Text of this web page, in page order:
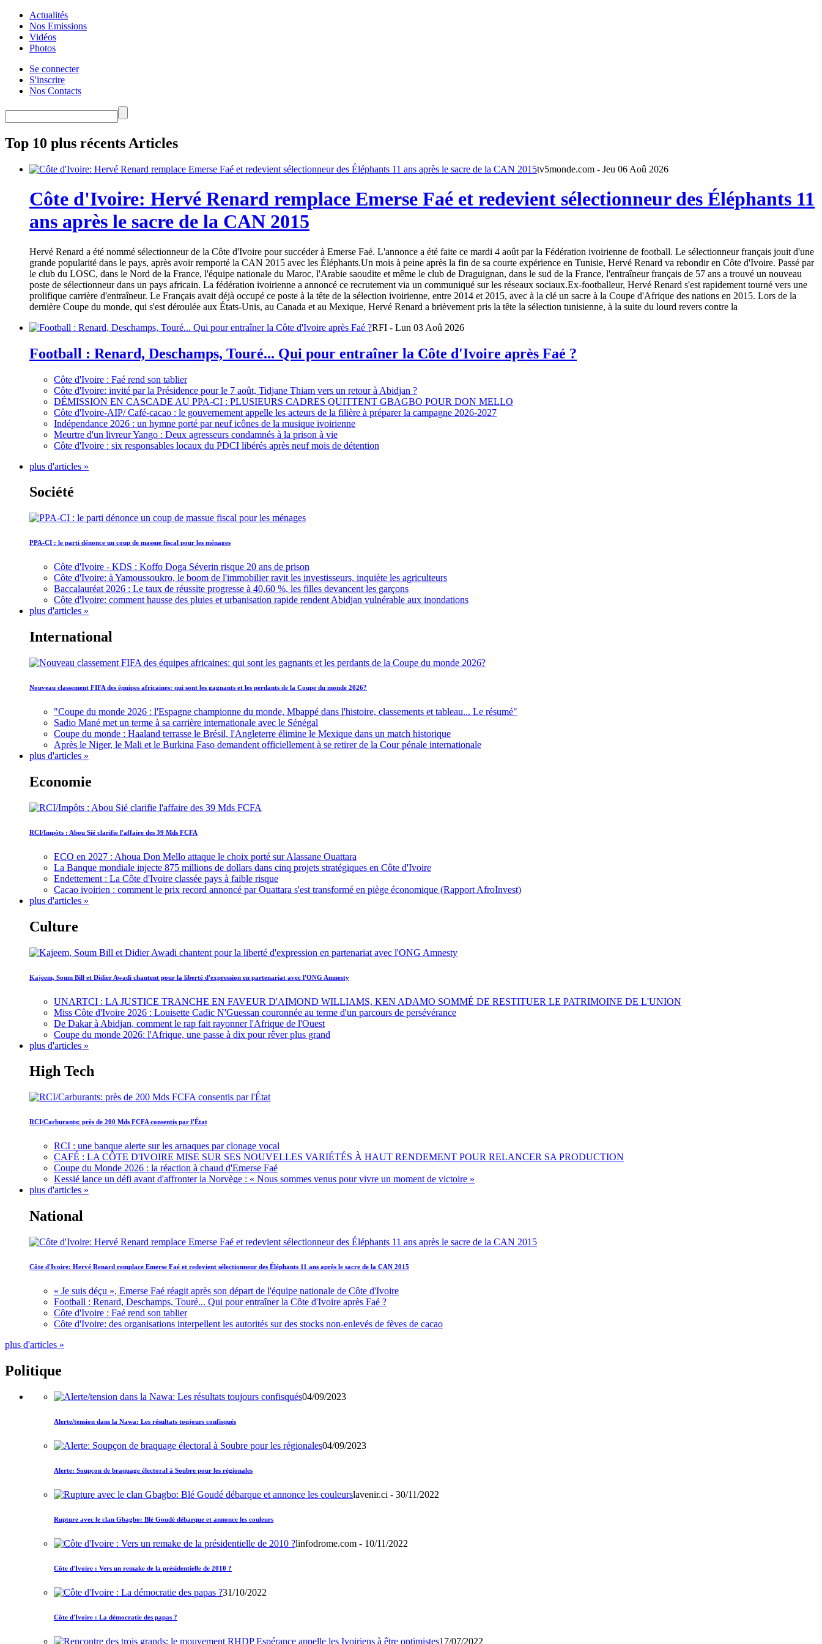
Actualités
Nos Emissions
Vidéos
Photos
Se connecter
S'inscrire
Nos Contacts
Top 10 plus récents Articles
tv5monde.com - Jeu 06 Aoû 2026
Côte d'Ivoire: Hervé Renard remplace Emerse Faé et redevient sélectionneur des Éléphants 11
ans après le sacre de la CAN 2015
Hervé Renard a été nommé sélectionneur de la Côte d'Ivoire pour succéder à Emerse Faé. L'annonce a été faite ce mardi 4 août par la Fédération ivoirienne de football. Le sélectionneur français jouit d'une
grande popularité dans le pays, après avoir remporté la CAN 2015 avec les Éléphants.Un mois à peine après la fin de sa courte expérience en Tunisie, Hervé Renard va rebondir en Côte d'Ivoire. Passé par
le club du LOSC, dans le Nord de la France, l'équipe nationale du Maroc, l'Arabie saoudite et même le club de Draguignan, dans le sud de la France, l'entraîneur français de 57 ans a trouvé un nouveau
poste de sélectionneur dans un pays africain. La fédération ivoirienne a annoncé ce recrutement via un communiqué sur les réseaux sociaux.Ex-footballeur, Hervé Renard s'est rapidement tourné vers une
prolifique carrière d'entraîneur. Le Français avait déjà occupé ce poste à la tête de la sélection ivoirienne, entre 2014 et 2015, avec à la clé un sacre à la Coupe d'Afrique des nations en 2015. Lors de la
dernière Coupe du monde, qui s'est déroulée aux États-Unis, au Canada et au Mexique, Hervé Renard a brièvement pris la tête la sélection tunisienne, à la suite du lourd revers contre la
RFI - Lun 03 Aoû 2026
Football : Renard, Deschamps, Touré... Qui pour entraîner la Côte d'Ivoire après Faé ?
Côte d'Ivoire : Faé rend son tablier
Côte d'Ivoire: invité par la Présidence pour le 7 août, Tidjane Thiam vers un retour à Abidjan ?
DÉMISSION EN CASCADE AU PPA-CI : PLUSIEURS CADRES QUITTENT GBAGBO POUR DON MELLO
Côte d'Ivoire-AIP/ Café-cacao : le gouvernement appelle les acteurs de la filière à préparer la campagne 2026-2027
Indépendance 2026 : un hymne porté par neuf icônes de la musique ivoirienne
Meurtre d'un livreur Yango : Deux agresseurs condamnés à la prison à vie
Côte d'Ivoire : six responsables locaux du PDCI libérés après neuf mois de détention
plus d'articles »
Société
PPA-CI : le parti dénonce un coup de massue fiscal pour les ménages
Côte d'Ivoire - KDS : Koffo Doga Séverin risque 20 ans de prison
Côte d'Ivoire: à Yamoussoukro, le boom de l'immobilier ravit les investisseurs, inquiète les agriculteurs
Baccalauréat 2026 : Le taux de réussite progresse à 40,60 %, les filles devancent les garçons
Côte d'Ivoire: comment hausse des pluies et urbanisation rapide rendent Abidjan vulnérable aux inondations
plus d'articles »
International
Nouveau classement FIFA des équipes africaines: qui sont les gagnants et les perdants de la Coupe du monde 2026?
"Coupe du monde 2026 : l'Espagne championne du monde, Mbappé dans l'histoire, classements et tableau... Le résumé"
Sadio Mané met un terme à sa carrière internationale avec le Sénégal
Coupe du monde : Haaland terrasse le Brésil, l'Angleterre élimine le Mexique dans un match historique
Après le Niger, le Mali et le Burkina Faso demandent officiellement à se retirer de la Cour pénale internationale
plus d'articles »
Economie
RCI/Impôts : Abou Sié clarifie l'affaire des 39 Mds FCFA
ECO en 2027 : Ahoua Don Mello attaque le choix porté sur Alassane Ouattara
La Banque mondiale injecte 875 millions de dollars dans cinq projets stratégiques en Côte d'Ivoire
Endettement : La Côte d'Ivoire classée pays à faible risque
Cacao ivoirien : comment le prix record annoncé par Ouattara s'est transformé en piège économique (Rapport AfroInvest)
plus d'articles »
Culture
Kajeem, Soum Bill et Didier Awadi chantent pour la liberté d'expression en partenariat avec l'ONG Amnesty
UNARTCI : LA JUSTICE TRANCHE EN FAVEUR D'AIMOND WILLIAMS, KEN ADAMO SOMMÉ DE RESTITUER LE PATRIMOINE DE L'UNION
Miss Côte d'Ivoire 2026 : Louisette Cadic N'Guessan couronnée au terme d'un parcours de persévérance
De Dakar à Abidjan, comment le rap fait rayonner l'Afrique de l'Ouest
Coupe du monde 2026: l'Afrique, une passe à dix pour rêver plus grand
plus d'articles »
High Tech
RCI/Carburants: près de 200 Mds FCFA consentis par l'État
RCI : une banque alerte sur les arnaques par clonage vocal
CAFÉ : LA CÔTE D'IVOIRE MISE SUR SES NOUVELLES VARIÉTÉS À HAUT RENDEMENT POUR RELANCER SA PRODUCTION
Coupe du Monde 2026 : la réaction à chaud d'Emerse Faé
Kessié lance un défi avant d'affronter la Norvège : « Nous sommes venus pour vivre un moment de victoire »
plus d'articles »
National
Côte d'Ivoire: Hervé Renard remplace Emerse Faé et redevient sélectionneur des Éléphants 11 ans après le sacre de la CAN 2015
« Je suis déçu », Emerse Faé réagit après son départ de l'équipe nationale de Côte d'Ivoire
Football : Renard, Deschamps, Touré... Qui pour entraîner la Côte d'Ivoire après Faé ?
Côte d'Ivoire : Faé rend son tablier
Côte d'Ivoire: des organisations interpellent les autorités sur des stocks non-enlevés de fèves de cacao
plus d'articles »
Politique
04/09/2023
Alerte/tension dans la Nawa: Les résultats toujours confisqués
04/09/2023
Alerte: Soupçon de braquage électoral à Soubre pour les régionales
lavenir.ci - 30/11/2022
Rupture avec le clan Gbagbo: Blé Goudé débarque et annonce les couleurs
linfodrome.com - 10/11/2022
Côte d'Ivoire : Vers un remake de la présidentielle de 2010 ?
31/10/2022
Côte d'Ivoire : La démocratie des papas ?
17/07/2022